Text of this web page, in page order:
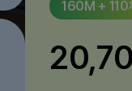
160M + 110